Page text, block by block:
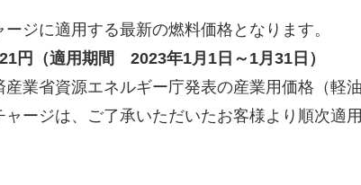
ジに適用する最新の燃料価格となります。
円（適用期間 2023年1月1日～1月31日）
業省資源エネルギー庁発表の産業用価格（軽
ージは、ご了承いただいたお客様より順次適